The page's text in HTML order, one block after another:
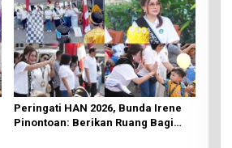
Peringati HAN 2026, Bunda Irene
Pinontoan: Berikan Ruang Bagi